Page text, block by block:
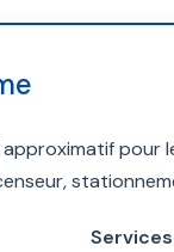
pour